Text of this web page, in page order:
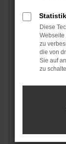
Veraltete
dass
werden.
Wende
Wenn du
Problem
schicken,
Diese
Webseite
zu
die von
Sie auf
zu